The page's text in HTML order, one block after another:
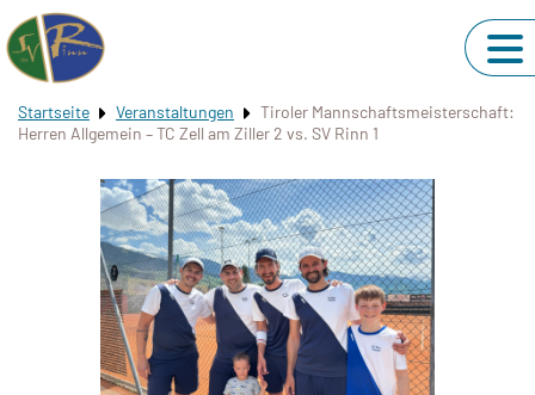
Startseite Veranstaltungen
Tiroler Mannschaftsmeisterschaft:
Herren Allgemein – TC Zell am Ziller 2 vs. SV Rinn 1